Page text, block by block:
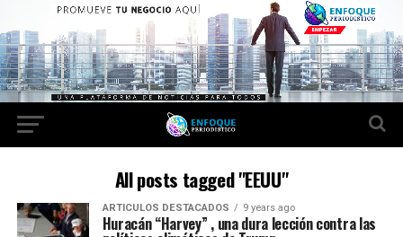
All posts tagged "EEUU"
ARTICULOS DESTACADOS 9 years ago
Huracán “Harvey” , una dura lección contra las